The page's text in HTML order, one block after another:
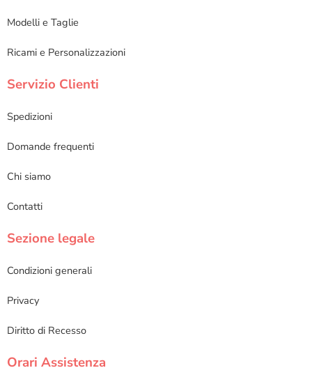
Modelli e Taglie
Ricami e Personalizzazioni
Servizio Clienti
Spedizioni
Domande frequenti
Chi siamo
Contatti
Sezione legale
Condizioni generali
Privacy
Diritto di Recesso
Orari Assistenza